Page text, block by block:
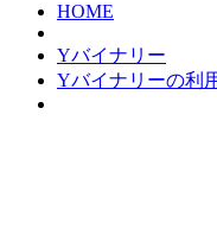
HOME
Yバイナリー
Yバイナリーの利